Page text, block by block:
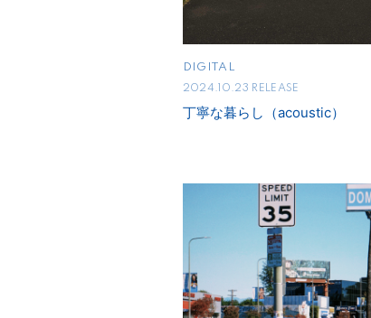
DIGITAL
2024.10.23 RELEASE
丁寧な暮らし（acoustic）